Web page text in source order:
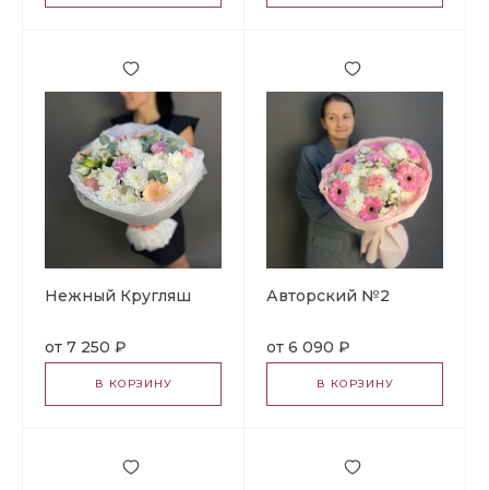
Нежный Кругляш
7 250 ₽
В КОРЗИНУ
Авторский №2
6 090 ₽
В КОРЗИНУ